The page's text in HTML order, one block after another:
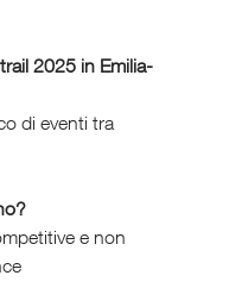
2025 in Emilia-
di eventi tra
e non